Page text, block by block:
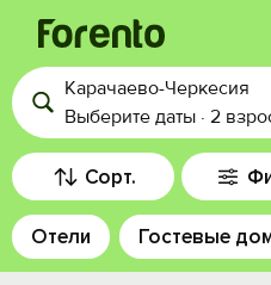
Войти
Избранное
История просмотра
Карачаево-Черкесия
Выберите даты · 2
Сорт.
Отели Гостевые